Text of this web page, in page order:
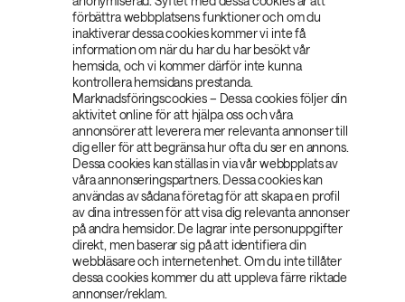
förbättra webbplatsens funktioner och om du
inaktiverar dessa cookies kommer vi inte få
information om när du har du har besökt vår
hemsida, och vi kommer därför inte kunna
kontrollera hemsidans prestanda.
Marknadsföringscookies – Dessa cookies följer din
aktivitet online för att hjälpa oss och våra
annonsörer att leverera mer relevanta annonser till
dig eller för att begränsa hur ofta du ser en annons.
Dessa cookies kan ställas in via vår webbpplats av
våra annonseringspartners. Dessa cookies kan
användas av sådana företag för att skapa en profil
av dina intressen för att visa dig relevanta annonser
på andra hemsidor. De lagrar inte personuppgifter
direkt, men baserar sig på att identifiera din
webbläsare och internetenhet. Om du inte tillåter
dessa cookies kommer du att uppleva färre riktade
annonser/reklam.